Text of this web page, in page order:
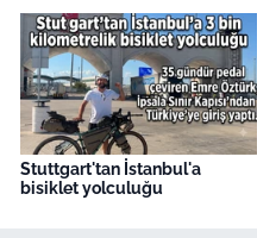
Stuttgart'tan İstanbul'a
bisiklet yolculuğu